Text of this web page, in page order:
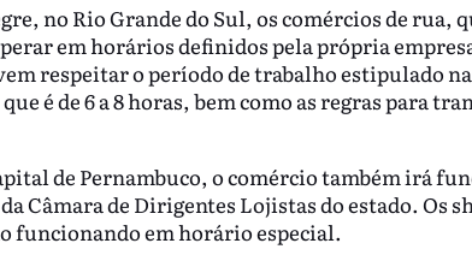
no Rio Grande do Sul, os comércios de rua,
em horários definidos pela própria
respeitar o período de trabalho estipulado
é de 6 a 8 horas, bem como as regras para
de Pernambuco, o comércio também irá
Câmara de Dirigentes Lojistas do estado. Os
funcionando em horário especial.